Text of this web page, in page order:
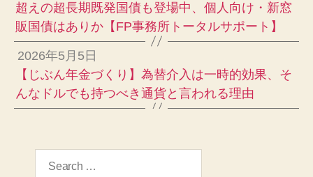
超えの超長期既発国債も登場中、個人向け・新窓
販国債はありか【FP事務所トータルサポート】
2026年5月5日
【じぶん年金づくり】為替介入は一時的効果、そ
んなドルでも持つべき通貨と言われる理由